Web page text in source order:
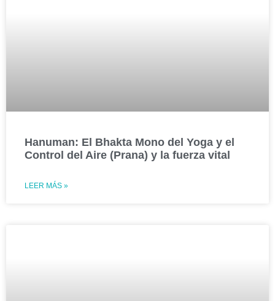
Hanuman: El Bhakta Mono del Yoga y el
Control del Aire (Prana) y la fuerza vital
LEER MÁS »